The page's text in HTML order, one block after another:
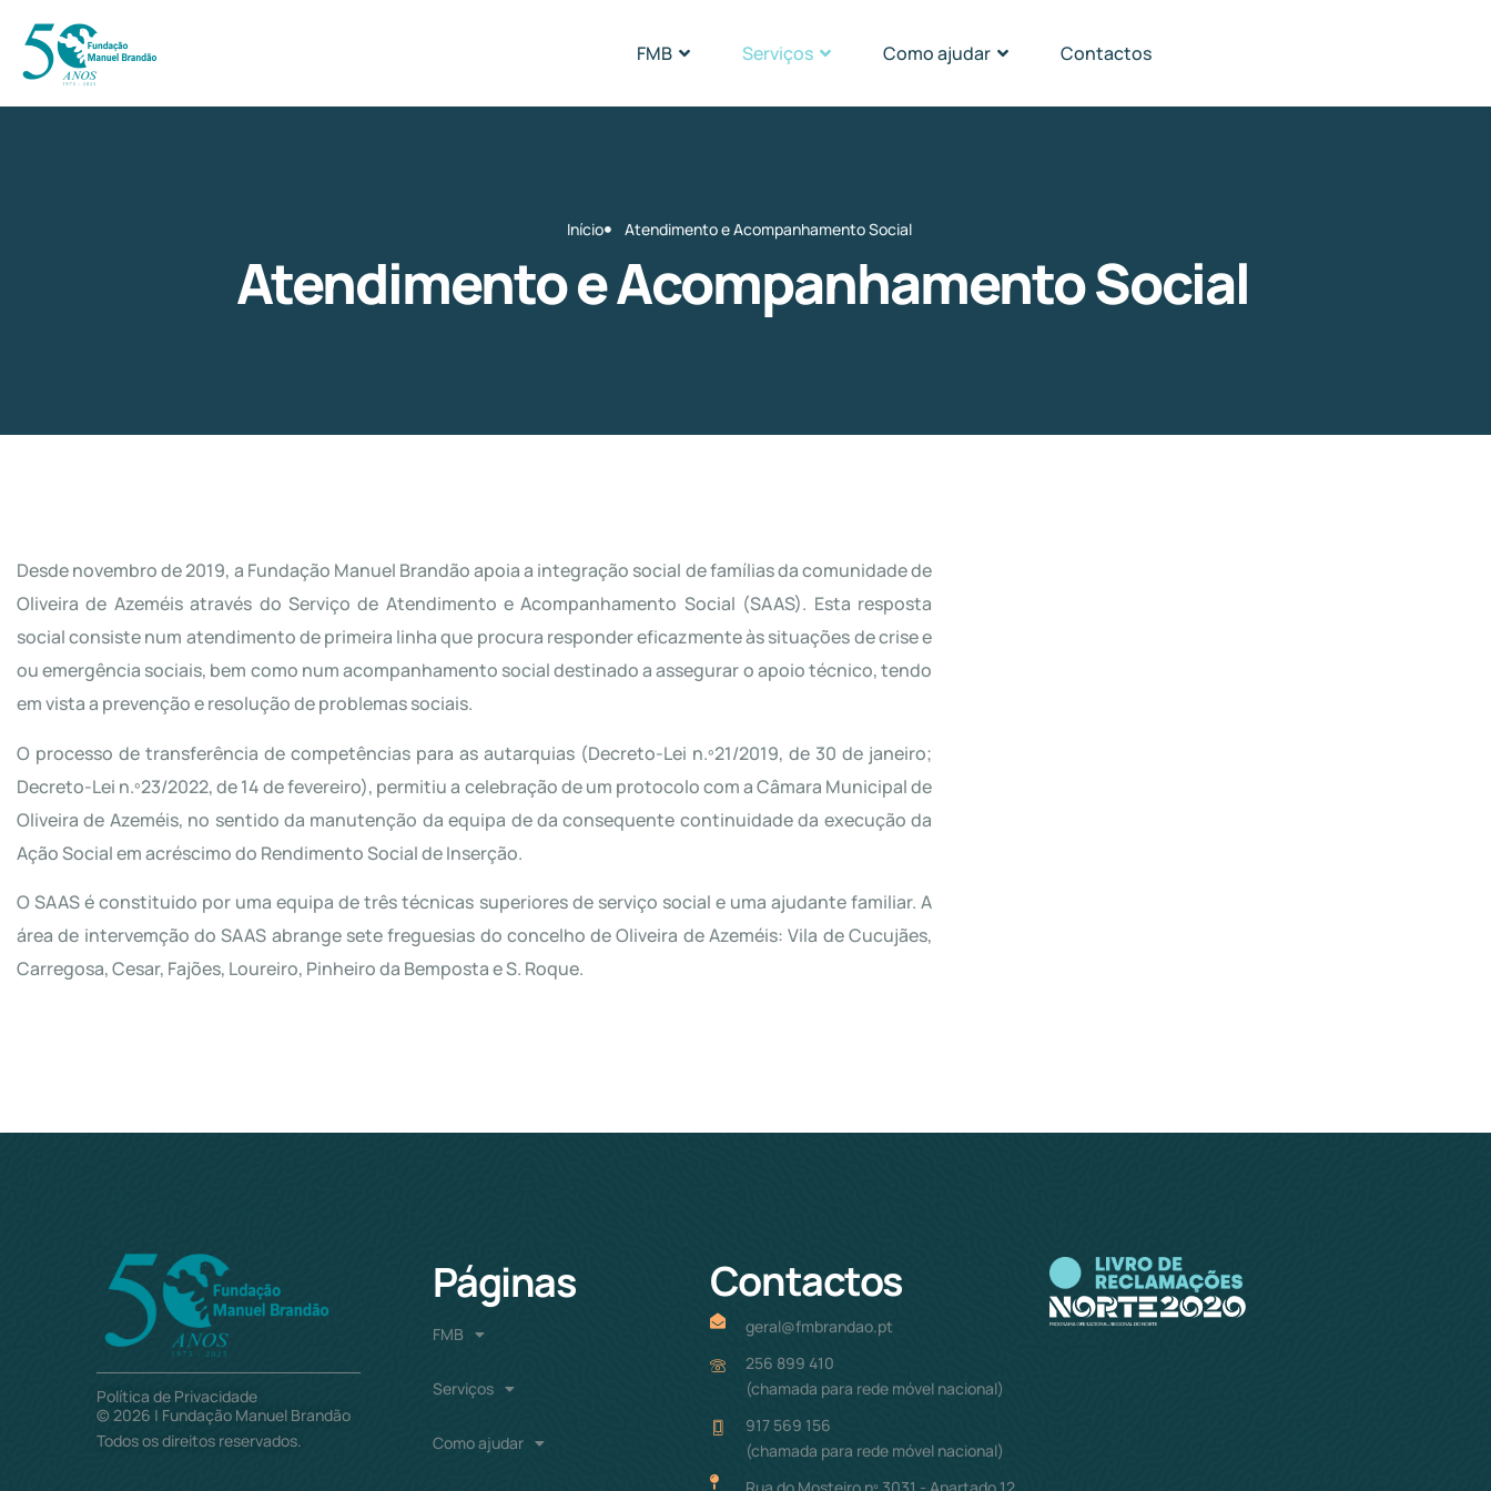
FMB Serviços Como ajudar Contactos
Início Atendimento e Acompanhamento Social
Atendimento e Acompanhamento Social
Desde novembro de 2019, a Fundação Manuel Brandão apoia a integração social de famílias da comunidade de
Oliveira de Azeméis através do Serviço de Atendimento e Acompanhamento Social (SAAS). Esta resposta
social consiste num atendimento de primeira linha que procura responder eficazmente às situações de crise e
ou emergência sociais, bem como num acompanhamento social destinado a assegurar o apoio técnico, tendo
em vista a prevenção e resolução de problemas sociais.
O processo de transferência de competências para as autarquias (Decreto-Lei n.º21/2019, de 30 de janeiro;
Decreto-Lei n.º23/2022, de 14 de fevereiro), permitiu a celebração de um protocolo com a Câmara Municipal de
Oliveira de Azeméis, no sentido da manutenção da equipa de da consequente continuidade da execução da
Ação Social em acréscimo do Rendimento Social de Inserção.
O SAAS é constituido por uma equipa de três técnicas superiores de serviço social e uma ajudante familiar. A
área de intervemção do SAAS abrange sete freguesias do concelho de Oliveira de Azeméis: Vila de Cucujães,
Carregosa, Cesar, Fajões, Loureiro, Pinheiro da Bemposta e S. Roque.
Política de Privacidade
© 2026 | Fundação Manuel Brandão
Todos os direitos reservados.
Páginas
FMB
Serviços
Como ajudar
Contactos
geral@fmbrandao.pt
256 899 410
(chamada para rede móvel nacional)
917 569 156
(chamada para rede móvel nacional)